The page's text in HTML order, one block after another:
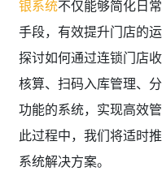
银系统不仅能够简化日
手段，有效提升门店的
探讨如何通过连锁门店
核算、扫码入库管理、
功能的系统，实现高效
此过程中，我们将适时
系统解决方案。